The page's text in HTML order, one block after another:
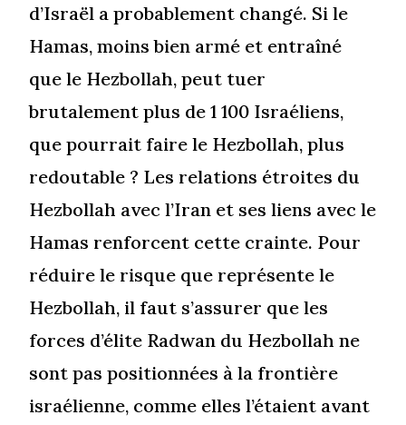
d’Israël a probablement changé. Si le
Hamas, moins bien armé et entraîné
que le Hezbollah, peut tuer
brutalement plus de 1 100 Israéliens,
que pourrait faire le Hezbollah, plus
redoutable ? Les relations étroites du
Hezbollah avec l’Iran et ses liens avec le
Hamas renforcent cette crainte. Pour
réduire le risque que représente le
Hezbollah, il faut s’assurer que les
forces d’élite Radwan du Hezbollah ne
sont pas positionnées à la frontière
israélienne, comme elles l’étaient avant